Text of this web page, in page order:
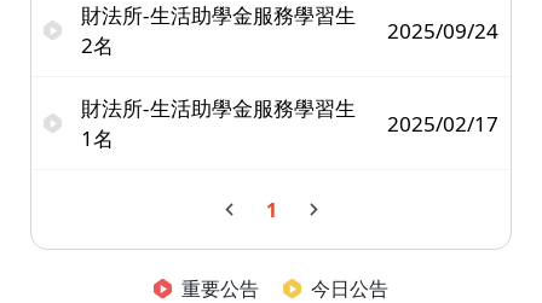
財法所-生活助學金服務學習生
2名
2025/09/24
財法所-生活助學金服務學習生
1名
2025/02/17
1
重要公告
今日公告